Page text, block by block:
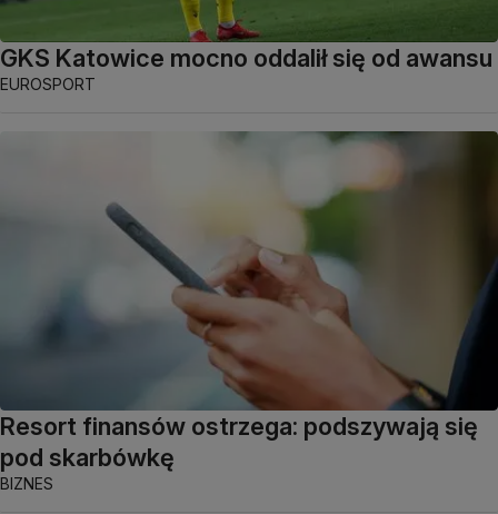
GKS Katowice mocno oddalił się od awansu
EUROSPORT
Resort finansów ostrzega: podszywają się
pod skarbówkę
BIZNES